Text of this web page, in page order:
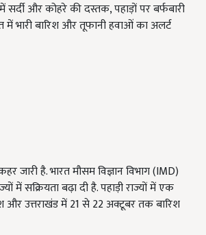
और कोहरे की दस्तक, पहाड़ों पर बर्फबारी
में भारी बारिश और तूफानी हवाओं का अलर्ट
जारी है. भारत मौसम विज्ञान विभाग (IMD)
में सक्रियता बढ़ा दी है. पहाड़ी राज्यों में एक
और उत्तराखंड में 21 से 22 अक्टूबर तक बारिश